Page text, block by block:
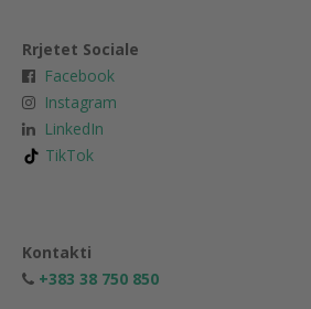
Rrjetet Sociale
Facebook
Instagram
LinkedIn
TikTok
Kontakti
+383 38 750 850